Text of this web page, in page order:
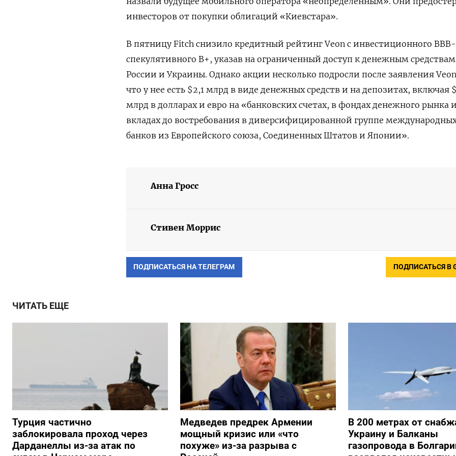
инвесторов от покупки облигаций «Киевстара».
В пятницу Fitch снизило кредитный рейтинг Veon с инвестиционного
спекулятивного В+, указав на ограниченный доступ к денежным
России и Украины. Однако акции несколько подросли после заявления
что у нее есть $2,1 млрд в виде денежных средств и на депозитах, включая
млрд в долларах и евро на «банковских счетах, в фондах денежного рынка и
вкладах до востребования в диверсифицированной группе
банков из Европейского союза, Соединенных Штатов и Японии».
Анна Гросс
Стивен Моррис
ПОДПИСАТЬСЯ НА ТЕЛЕГРАМ ПОДПИСАТЬСЯ В
ЧИТАТЬ ЕЩЕ
Турция частично
заблокировала проход через
Дарданеллы из-за атак по
Медведев предрек Армении
мощный кризис или «что
похуже» из-за разрыва с
В 200 метрах от
Украину и Балканы
газопровода в